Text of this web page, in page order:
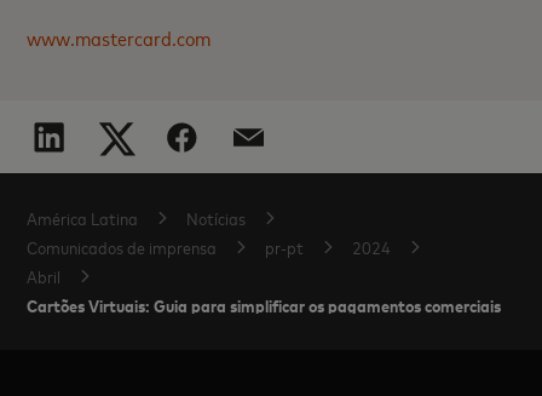
www.mastercard.com
América Latina
Notícias
Comunicados de imprensa
pr-pt
2024
Abril
Cartões Virtuais: Guia para simplificar os pagamentos comerciais